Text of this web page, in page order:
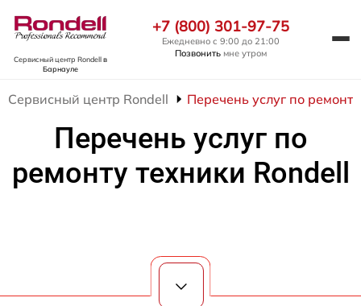
Сервисный центр Rondellв
Барнауле
+7 (800) 301-97-75
Ежедневно с 9:00 до 21:00
Позвонить мне утром
Сервисный центр Rondell Перечень услуг по
Перечень услуг по
ремонту техники Rondell